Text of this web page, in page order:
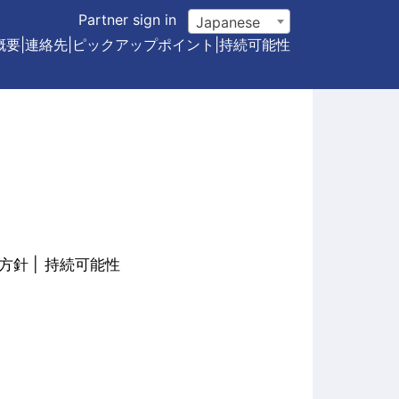
要 連絡先 ピックアップポイント 持続可能性
Partner sign in Japanese
針 持続可能性